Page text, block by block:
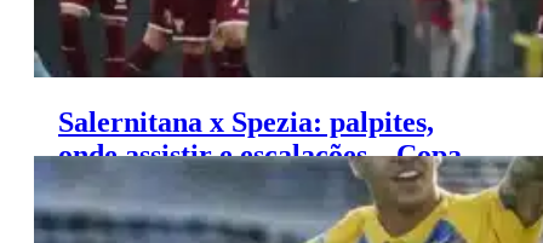
Salernitana x Spezia: palpites,
onde assistir e escalações – Copa
da Itália (12/08)